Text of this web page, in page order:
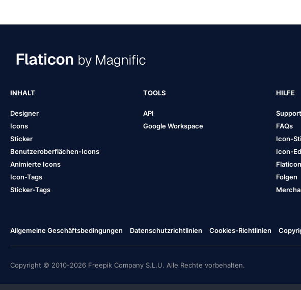
INHALT
Designer
Icons
Sticker
Benutzeroberflächen-Icons
Animierte Icons
Icon-Tags
Sticker-Tags
TOOLS
API
Google Workspace
HILFE
Support
FAQs
Icon-
Icon-
Folgen
Allgemeine Geschäftsbedingungen Datenschutzrichtlinien Cookies-Richtlinien
Copyright © 2010-2026 Freepik Company S.L.U. Alle Rechte vorbehalten.